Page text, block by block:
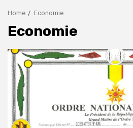
Home Economie
Economie